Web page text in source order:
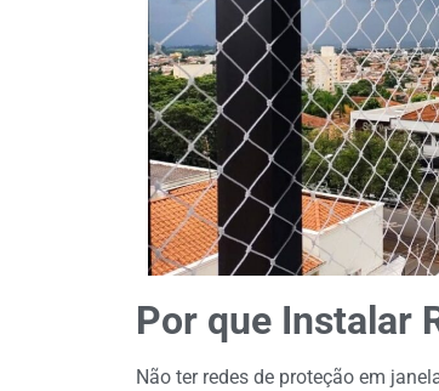
Por que Instalar
Não ter redes de proteção em